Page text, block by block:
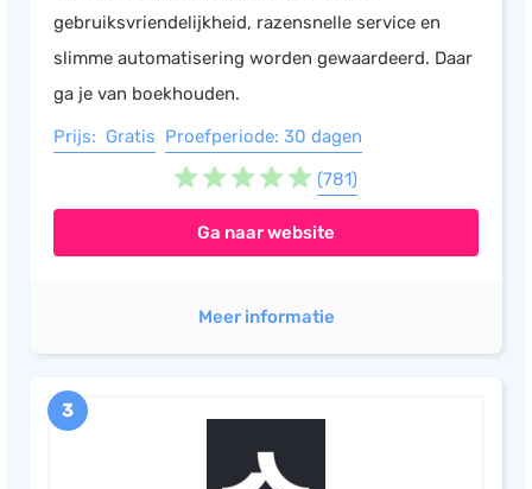
gebruiksvriendelijkheid, razensnelle service en
slimme automatisering worden gewaardeerd. Daar
ga je van boekhouden.
Prijs: Gratis Proefperiode: 30 dagen
(781)
Ga naar website
Meer informatie
3